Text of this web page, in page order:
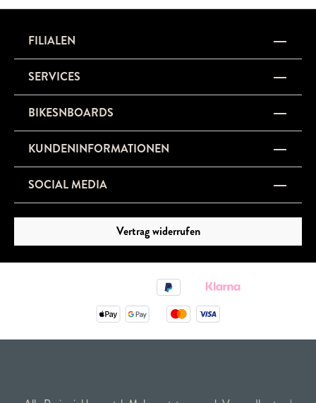
FILIALEN
SERVICES
BIKESNBOARDS
KUNDENINFORMATIONEN
SOCIAL MEDIA
Vertrag widerrufen